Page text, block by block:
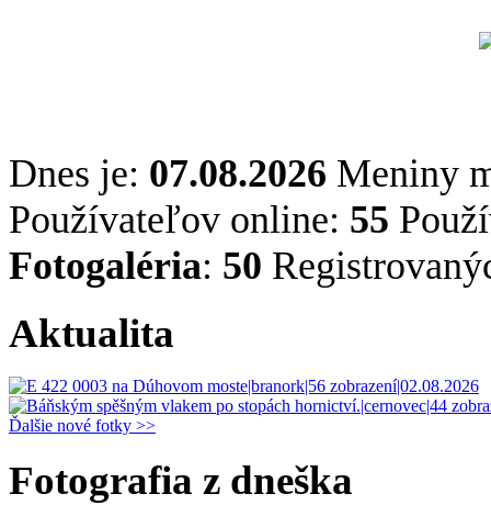
Dnes je: 07.08.2026 Meniny
Používateľov online: 55
Fotogaléria: 50
Aktualita
Ďalšie nové fotky >>
Fotografia z dneška